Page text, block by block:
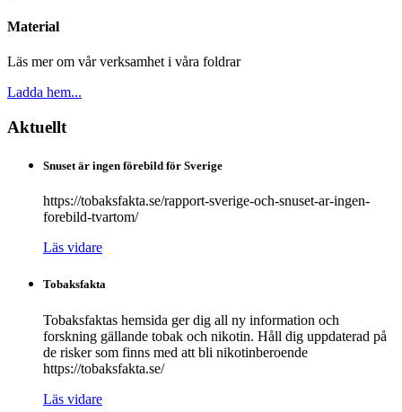
Material
Läs mer om vår verksamhet i våra foldrar
Ladda hem...
Aktuellt
Snuset är ingen förebild för Sverige
https://tobaksfakta.se/rapport-sverige-och-snuset-ar-ingen-
forebild-tvartom/
Läs vidare
Tobaksfakta
Tobaksfaktas hemsida ger dig all ny information och
forskning gällande tobak och nikotin. Håll dig uppdaterad på
de risker som finns med att bli nikotinberoende
https://tobaksfakta.se/
Läs vidare